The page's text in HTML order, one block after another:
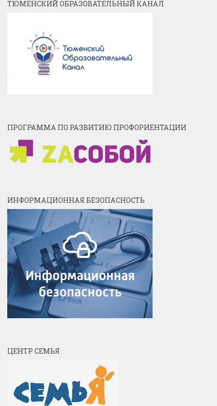
ТЮМЕНСКИЙ ОБРАЗОВАТЕЛЬНЫЙ КАНАЛ
ПРОГРАММА ПО РАЗВИТИЮ ПРОФОРИЕНТАЦИИ
ИНФОРМАЦИОННАЯ БЕЗОПАСНОСТЬ
ЦЕНТР СЕМЬЯ